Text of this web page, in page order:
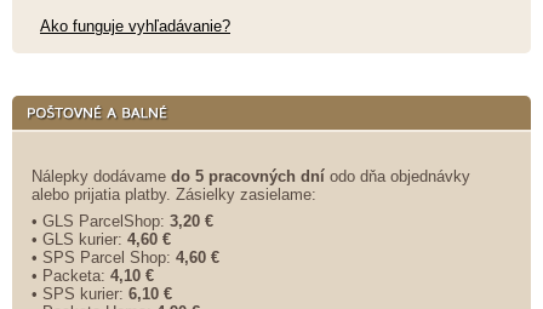
Ako funguje vyhľadávanie?
Nálepky dodávame do 5 pracovných dní odo dňa objednávky
alebo prijatia platby. Zásielky zasielame:
• GLS ParcelShop: 3,20 €
• GLS kurier: 4,60 €
• SPS Parcel Shop: 4,60 €
• Packeta: 4,10 €
• SPS kurier: 6,10 €